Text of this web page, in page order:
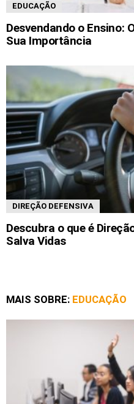
EDUCAÇÃO
Desvendando o Ensino:
Sua Importância
DIREÇÃO DEFENSIVA
Descubra o que é
Salva Vidas
MAIS SOBRE: EDUCAÇÃO